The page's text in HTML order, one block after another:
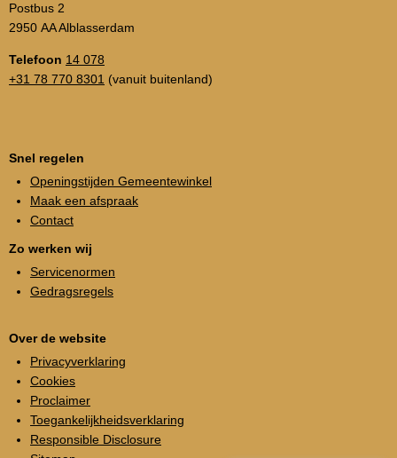
Postbus 2
2950 AA Alblasserdam
Telefoon 14 078
+31 78 770 8301 (vanuit buitenland)
Snel regelen
Openingstijden Gemeentewinkel
Maak een afspraak
Contact
Zo werken wij
Servicenormen
Gedragsregels
Over de website
Privacyverklaring
Cookies
Proclaimer
Toegankelijkheidsverklaring
Responsible Disclosure